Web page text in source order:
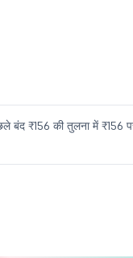
बंद ₹156 की तुलना में